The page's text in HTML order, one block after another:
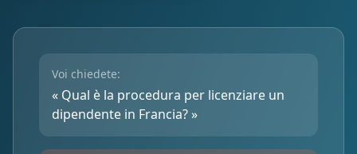
Voi chiedete:
« Qual è la procedura per licenziare un
dipendente in Francia? »